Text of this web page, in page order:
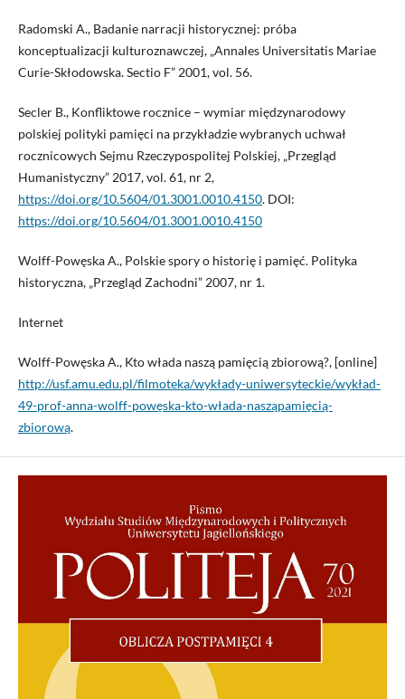
Radomski A., Badanie narracji historycznej: próba
konceptualizacji kulturoznawczej, „Annales Universitatis Mariae
Curie-Skłodowska. Sectio F” 2001, vol. 56.
Secler B., Konfliktowe rocznice – wymiar międzynarodowy
polskiej polityki pamięci na przykładzie wybranych uchwał
rocznicowych Sejmu Rzeczypospolitej Polskiej, „Przegląd
Humanistyczny” 2017, vol. 61, nr 2,
https://doi.org/10.5604/01.3001.0010.4150. DOI:
https://doi.org/10.5604/01.3001.0010.4150
Wolff-Powęska A., Polskie spory o historię i pamięć. Polityka
historyczna, „Przegląd Zachodni” 2007, nr 1.
Internet
Wolff-Powęska A., Kto włada naszą pamięcią zbiorową?, [online]
http://usf.amu.edu.pl/filmoteka/wykłady-uniwersyteckie/wykład-
49-prof-anna-wolff-powęska-kto-włada-nasząpamięcią-
zbiorową.